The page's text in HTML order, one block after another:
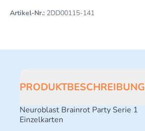
Artikel-Nr.: 2DD00115-141
PRODUKTBESCHREIBUNG
Neuroblast Brainrot Party Serie 1
Einzelkarten